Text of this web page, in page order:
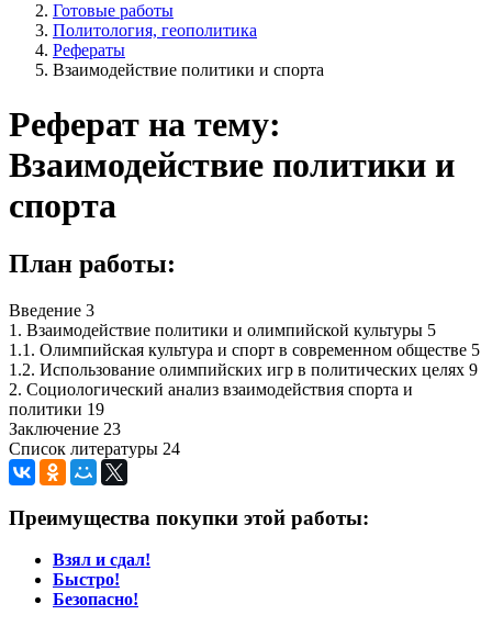
Готовые работы
Политология, геополитика
Рефераты
Взаимодействие политики и спорта
Реферат на тему:
Взаимодействие политики и
спорта
План работы:
Введение 3
1. Взаимодействие политики и олимпийской культуры 5
1.1. Олимпийская культура и спорт в современном обществе 5
1.2. Использование олимпийских игр в политических целях 9
2. Социологический анализ взаимодействия спорта и
политики 19
Заключение 23
Список литературы 24
Преимущества покупки этой работы:
Взял и сдал!
Быстро!
Безопасно!